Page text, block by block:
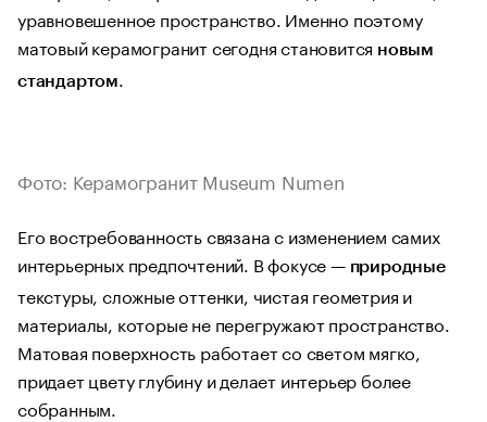
уравновешенное пространство. Именно поэтому
матовый керамогранит сегодня становится новым
стандартом.
Фото: Керамогранит Museum Numen
Его востребованность связана с изменением самих
интерьерных предпочтений. В фокусе — природные
текстуры, сложные оттенки, чистая геометрия и
материалы, которые не перегружают пространство.
Матовая поверхность работает со светом мягко,
придает цвету глубину и делает интерьер более
собранным.